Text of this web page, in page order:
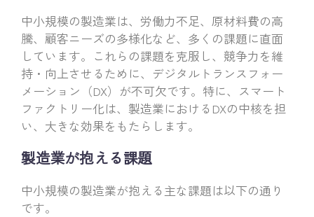
中小規模の製造業は、労働力不足、原材料費の高
騰、顧客ニーズの多様化など、多くの課題に直面
しています。これらの課題を克服し、競争力を維
持・向上させるために、デジタルトランスフォー
メーション（DX）が不可欠です。特に、スマート
ファクトリー化は、製造業におけるDXの中核を担
い、大きな効果をもたらします。
製造業が抱える課題
中小規模の製造業が抱える主な課題は以下の通り
です。